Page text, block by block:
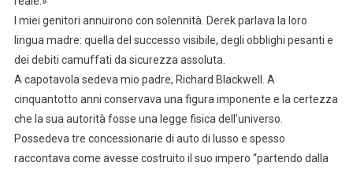
I miei genitori annuirono con solennità. Derek parlava la loro
lingua madre: quella del successo visibile, degli obblighi pesanti e
dei debiti camuffati da sicurezza assoluta.
A capotavola sedeva mio padre, Richard Blackwell. A
cinquantotto anni conservava una figura imponente e la certezza
che la sua autorità fosse una legge fisica dell’universo.
Possedeva tre concessionarie di auto di lusso e spesso
raccontava come avesse costruito il suo impero “partendo dalla